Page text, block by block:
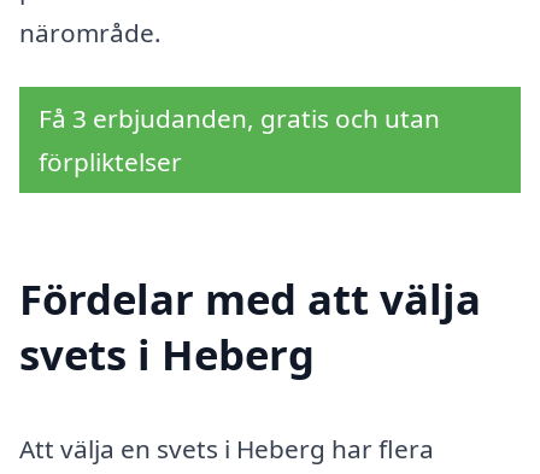
närområde.
Få 3 erbjudanden, gratis och utan
förpliktelser
Fördelar med att välja
svets i Heberg
Att välja en svets i Heberg har flera